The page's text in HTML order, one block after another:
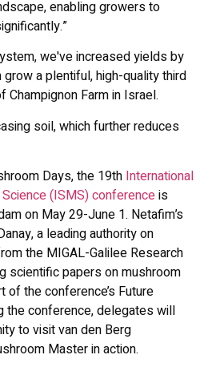
enabling growers to
we've increased yields by
grow a plentiful, high-quality third
Champignon Farm in Israel.
soil, which further reduces
Days, the 19th International
(ISMS) conferenceis
on May 29-June 1. Netafim’s
a leading authority on
the MIGAL-Galilee Research
scientific papers on mushroom
of the conference’s Future
the conference, delegates will
to visit van den Berg
Master in action.